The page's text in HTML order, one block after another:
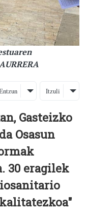
Itzuli
Gasteizko
Osasun
30 eragilek